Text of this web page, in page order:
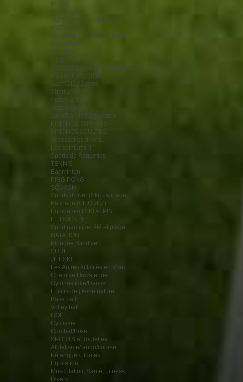
Rugby
Auto/Moto
AUTO (affiches, plaques...)
MOTO divers
Accessoires AUTO Collection
Basket ball
Handball
Adidas Vintage
Vestes, Pantalons survêtements A
Maillot, Polo, Shirt
Sac ADIDAS retro
Short ancien
Autres articles
Autres Sports
Judo/Karaté/Taekwondo
KIMONOS ENFANTS
KIMONOS ADULTES
Accessoires divers...
Les ceintures !!
Sports de Raquettes
TENNIS
Badminton
PING PONG
SQUASH
Sports d'hiver (Ski, patinage,..
Patinage (CLIQUEZ)
Equipement SKI ALPIN
LE HOCKEY
Sport nautique, été et plage
NATATION
Plongée Sportive
SURF
JET SKI
Les Autres Activités en Vrac
Chemise Hawaienne
Gymnastique/Danse
Loisirs de pleine nature
Base balll
Volley ball
GOLF
Cyclisme
Combat/Boxe
SPORTS à Roulettes
Athletisme/rando/course
Pétanque / Boules
Equitation
Musculation, Santé, Fitness,
Divers